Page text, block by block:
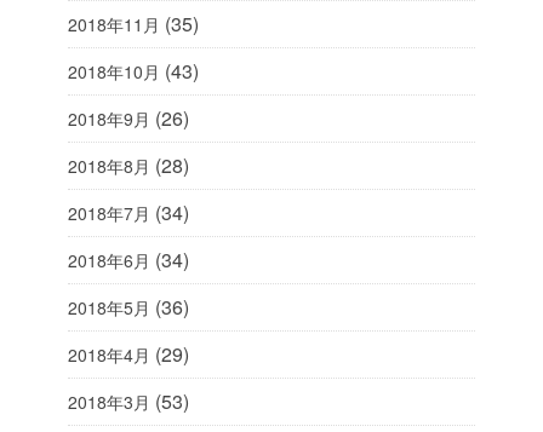
2018年11月 (35)
2018年10月 (43)
2018年9月 (26)
2018年8月 (28)
2018年7月 (34)
2018年6月 (34)
2018年5月 (36)
2018年4月 (29)
2018年3月 (53)